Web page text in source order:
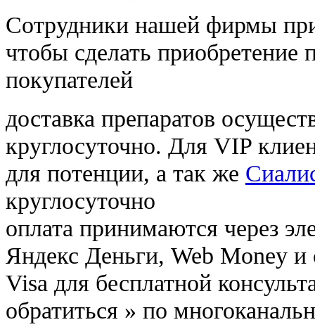
Cотрудники нашей фирмы
чтобы сделать приобретение
покупателей
доставка препаратов
круглосуточно. Для VIP
для потенции, а так же
круглосуточно
оплата принимаются через
Яндекс Деньги, Web Money и
Visa для бесплатной
обратиться » по